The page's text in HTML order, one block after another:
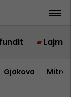
Lajme
Gjakova